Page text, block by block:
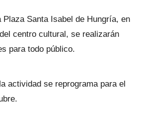
Plaza Santa Isabel de Hungría, en
centro cultural, se realizarán
para todo público.
actividad se reprograma para el